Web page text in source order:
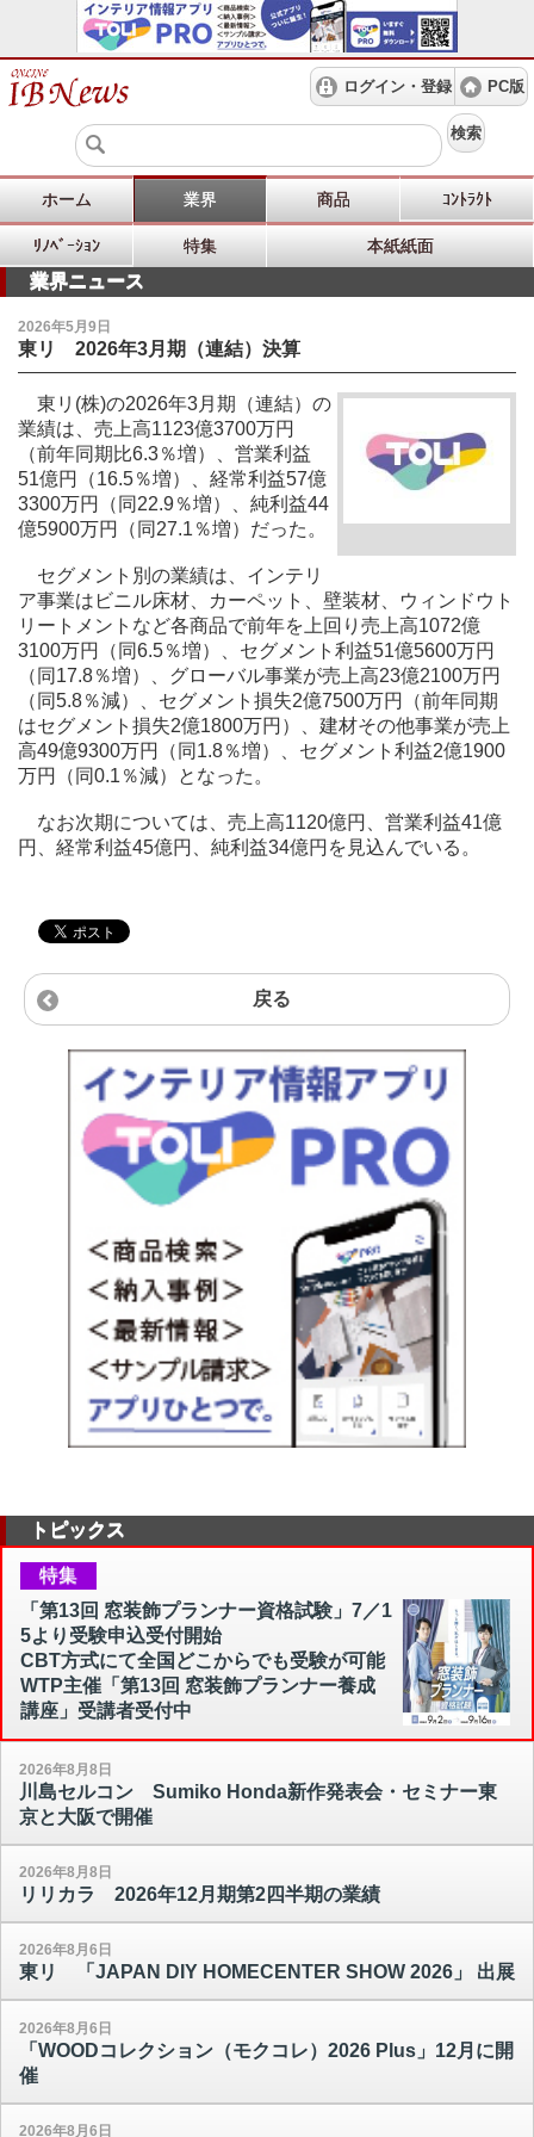
ログイン・登録 PC版
検索
ホーム 業界 商品 ｺﾝﾄﾗｸﾄ
ﾘﾉﾍﾞｰｼｮﾝ 特集 本紙紙面
業界ニュース
2026年5月9日
東リ 2026年3月期（連結）決算
東リ(株)の2026年3月期（連結）の
業績は、売上高1123億3700万円
（前年同期比6.3％増）、営業利益
51億円（16.5％増）、経常利益57億
3300万円（同22.9％増）、純利益44
億5900万円（同27.1％増）だった。
セグメント別の業績は、インテリ
ア事業はビニル床材、カーペット、壁装材、ウィンドウト
リートメントなど各商品で前年を上回り売上高1072億
3100万円（同6.5％増）、セグメント利益51億5600万円
（同17.8％増）、グローバル事業が売上高23億2100万円
（同5.8％減）、セグメント損失2億7500万円（前年同期
はセグメント損失2億1800万円）、建材その他事業が売上
高49億9300万円（同1.8％増）、セグメント利益2億1900
万円（同0.1％減）となった。
なお次期については、売上高1120億円、営業利益41億
円、経常利益45億円、純利益34億円を見込んでいる。
戻る
トピックス
特集
「第13回 窓装飾プランナー資格試験」7／1
5より受験申込受付開始
CBT方式にて全国どこからでも受験が可能
WTP主催「第13回 窓装飾プランナー養成
講座」受講者受付中
2026年8月8日
川島セルコン Sumiko Honda新作発表会・セミナー東
京と大阪で開催
2026年8月8日
リリカラ 2026年12月期第2四半期の業績
2026年8月6日
東リ 「JAPAN DIY HOMECENTER SHOW 2026」 出展
2026年8月6日
「WOODコレクション（モクコレ）2026 Plus」12月に開
催
2026年8月6日